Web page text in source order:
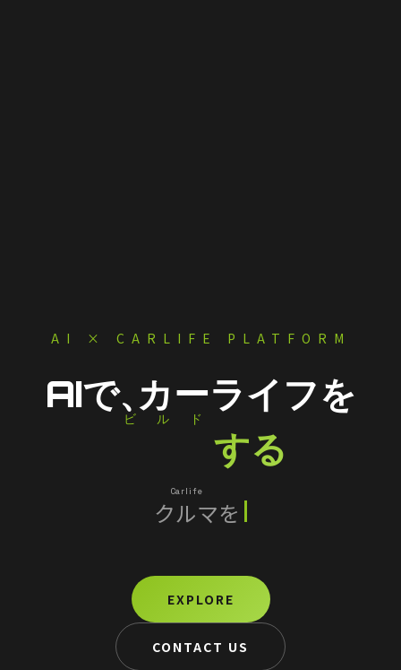
AI × CARLIFE PLATFORM
AIで、カーライフを
ビルド
する
クルマをスマートに
EXPLORE
CONTACT US